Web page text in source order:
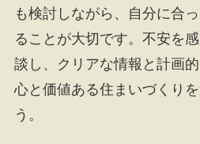
も検討しながら、自分に合
ることが大切です。不安を
談し、クリアな情報と計画
心と価値ある住まいづくり
う。